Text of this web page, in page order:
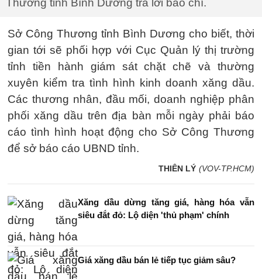
Thương tỉnh Bình Dương trả lời báo chí.
Sở Công Thương tỉnh Bình Dương cho biết, thời
gian tới sẽ phối hợp với Cục Quản lý thị trường
tỉnh tiền hành giám sát chặt chẽ và thường
xuyên kiểm tra tình hình kinh doanh xăng dầu.
Các thương nhân, đầu mối, doanh nghiệp phân
phối xăng dầu trên địa bàn mỗi ngày phải báo
cáo tình hình hoạt động cho Sở Công Thương
để sở báo cáo UBND tỉnh.
THIÊN LÝ (VOV-TP.HCM)
Xăng dầu dừng tăng giá, hàng hóa vẫn
siêu đắt đỏ: Lộ diện 'thủ phạm' chính
Giá xăng dầu bán lẻ tiếp tục giảm sâu?